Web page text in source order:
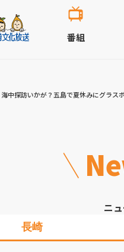
番組
海中探訪いかが？五島で夏休みにグラス
ニ
長崎